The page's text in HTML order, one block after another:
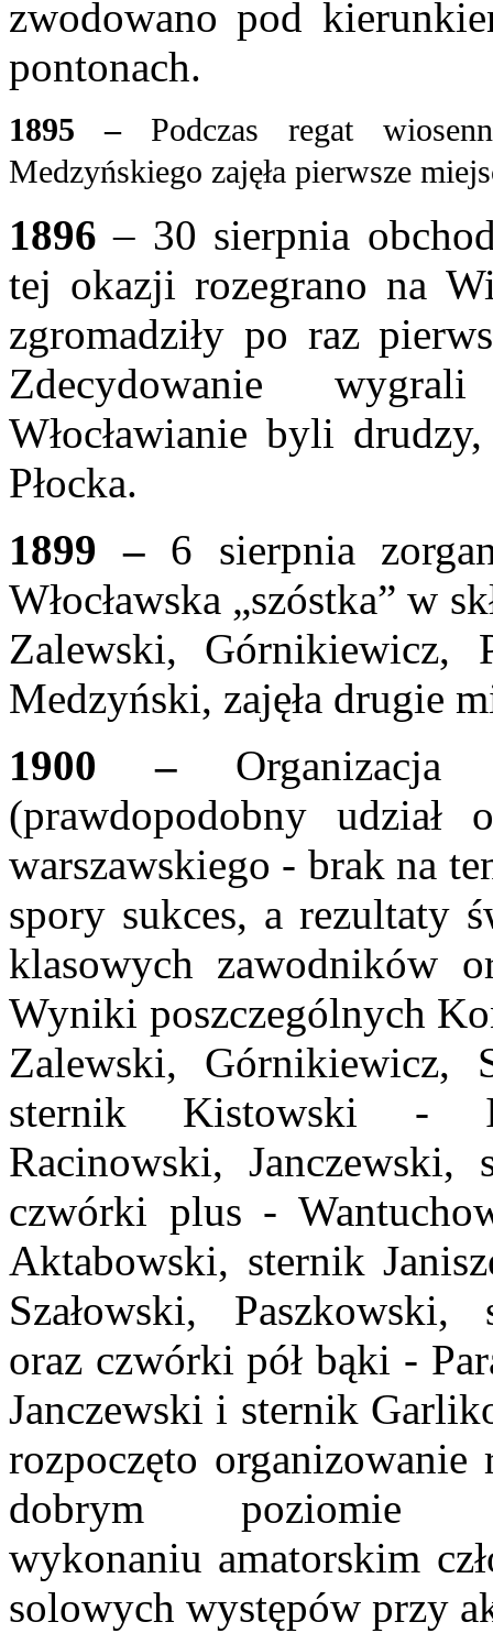
zwodowano pod
pontonach.
1895 –
Podczas regat
Medzyńskiego zajęła pierwsze
1896– 30 sierpnia
tej okazji rozegrano na
zgromadziły po raz
Zdecydowanie
Włocławianie byli drudzy,
Płocka.
1899 – 6 sierpnia
Włocławska „szóstka”w
Zalewski, Górnikiewicz,
Medzyński, zajęła drugie
1900 –
(prawdopodobny
warszawskiego - brak na
spory sukces, a rezultaty
klasowych zawodników
Wyniki poszczególnych
Zalewski,
sternik Kistowski -
Racinowski,
czwórki plus -
Aktabowski, sternik
Szałowski,
oraz czwórki pół bąki -
Janczewski i sternik
rozpoczęto
dobrym poziomie
wykonaniu amatorskim
solowych występów przy